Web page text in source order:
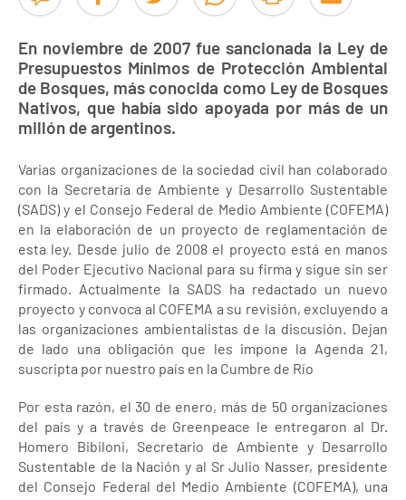
En noviembre de 2007 fue sancionada la Ley de
Presupuestos Mínimos de Protección Ambiental
de Bosques, más conocida como Ley de Bosques
Nativos, que había sido apoyada por más de un
millón de argentinos.
Varias organizaciones de la sociedad civil han colaborado
con la Secretaría de Ambiente y Desarrollo Sustentable
(SADS) y el Consejo Federal de Medio Ambiente (COFEMA)
en la elaboración de un proyecto de reglamentación de
esta ley. Desde julio de 2008 el proyecto está en manos
del Poder Ejecutivo Nacional para su firma y sigue sin ser
firmado. Actualmente la SADS ha redactado un nuevo
proyecto y convoca al COFEMA a su revisión, excluyendo a
las organizaciones ambientalistas de la discusión. Dejan
de lado una obligación que les impone la Agenda 21,
suscripta por nuestro país en la Cumbre de Río
Por esta razón, el 30 de enero, más de 50 organizaciones
del país y a través de Greenpeace le entregaron al Dr.
Homero Bibiloni, Secretario de Ambiente y Desarrollo
Sustentable de la Nación y al Sr Julio Nasser, presidente
del Consejo Federal del Medio Ambiente (COFEMA), una